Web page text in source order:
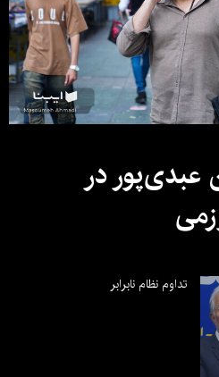
عبدی‌پور در
تداوم نظام نابرابر